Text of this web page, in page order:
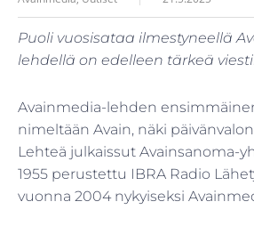
Puoli vuosisataa ilmestyneellä
lehdellä on edelleen tärkeä
Avainmedia-lehden
nimeltään Avain, näki
Lehteä julkaissut Avainsanoma-
1955 perustettu IBRA Radio
vuonna 2004 nykyiseksi